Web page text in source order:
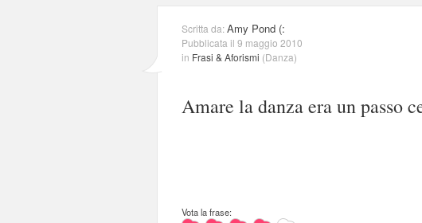
Scritta da:Amy Pond (:
Pubblicata il 9 maggio 2010
in Frasi & Aforismi (Danza)
Amare la danza era un passo
Vota la frase: